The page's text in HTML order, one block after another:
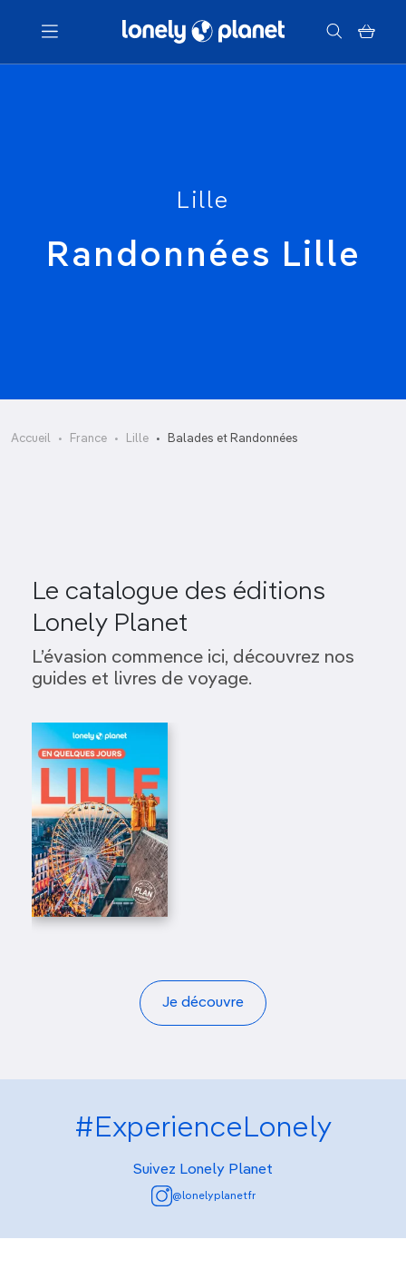
Menu
Lille
Randonnées Lille
Accueil France Lille Balades et Randonnées
Place Rihour
Le catalogue des éditions
Lonely Planet
L’évasion commence ici, découvrez nos
guides et livres de voyage.
Je découvre
#ExperienceLonely
Suivez Lonely Planet
@lonelyplanetfr